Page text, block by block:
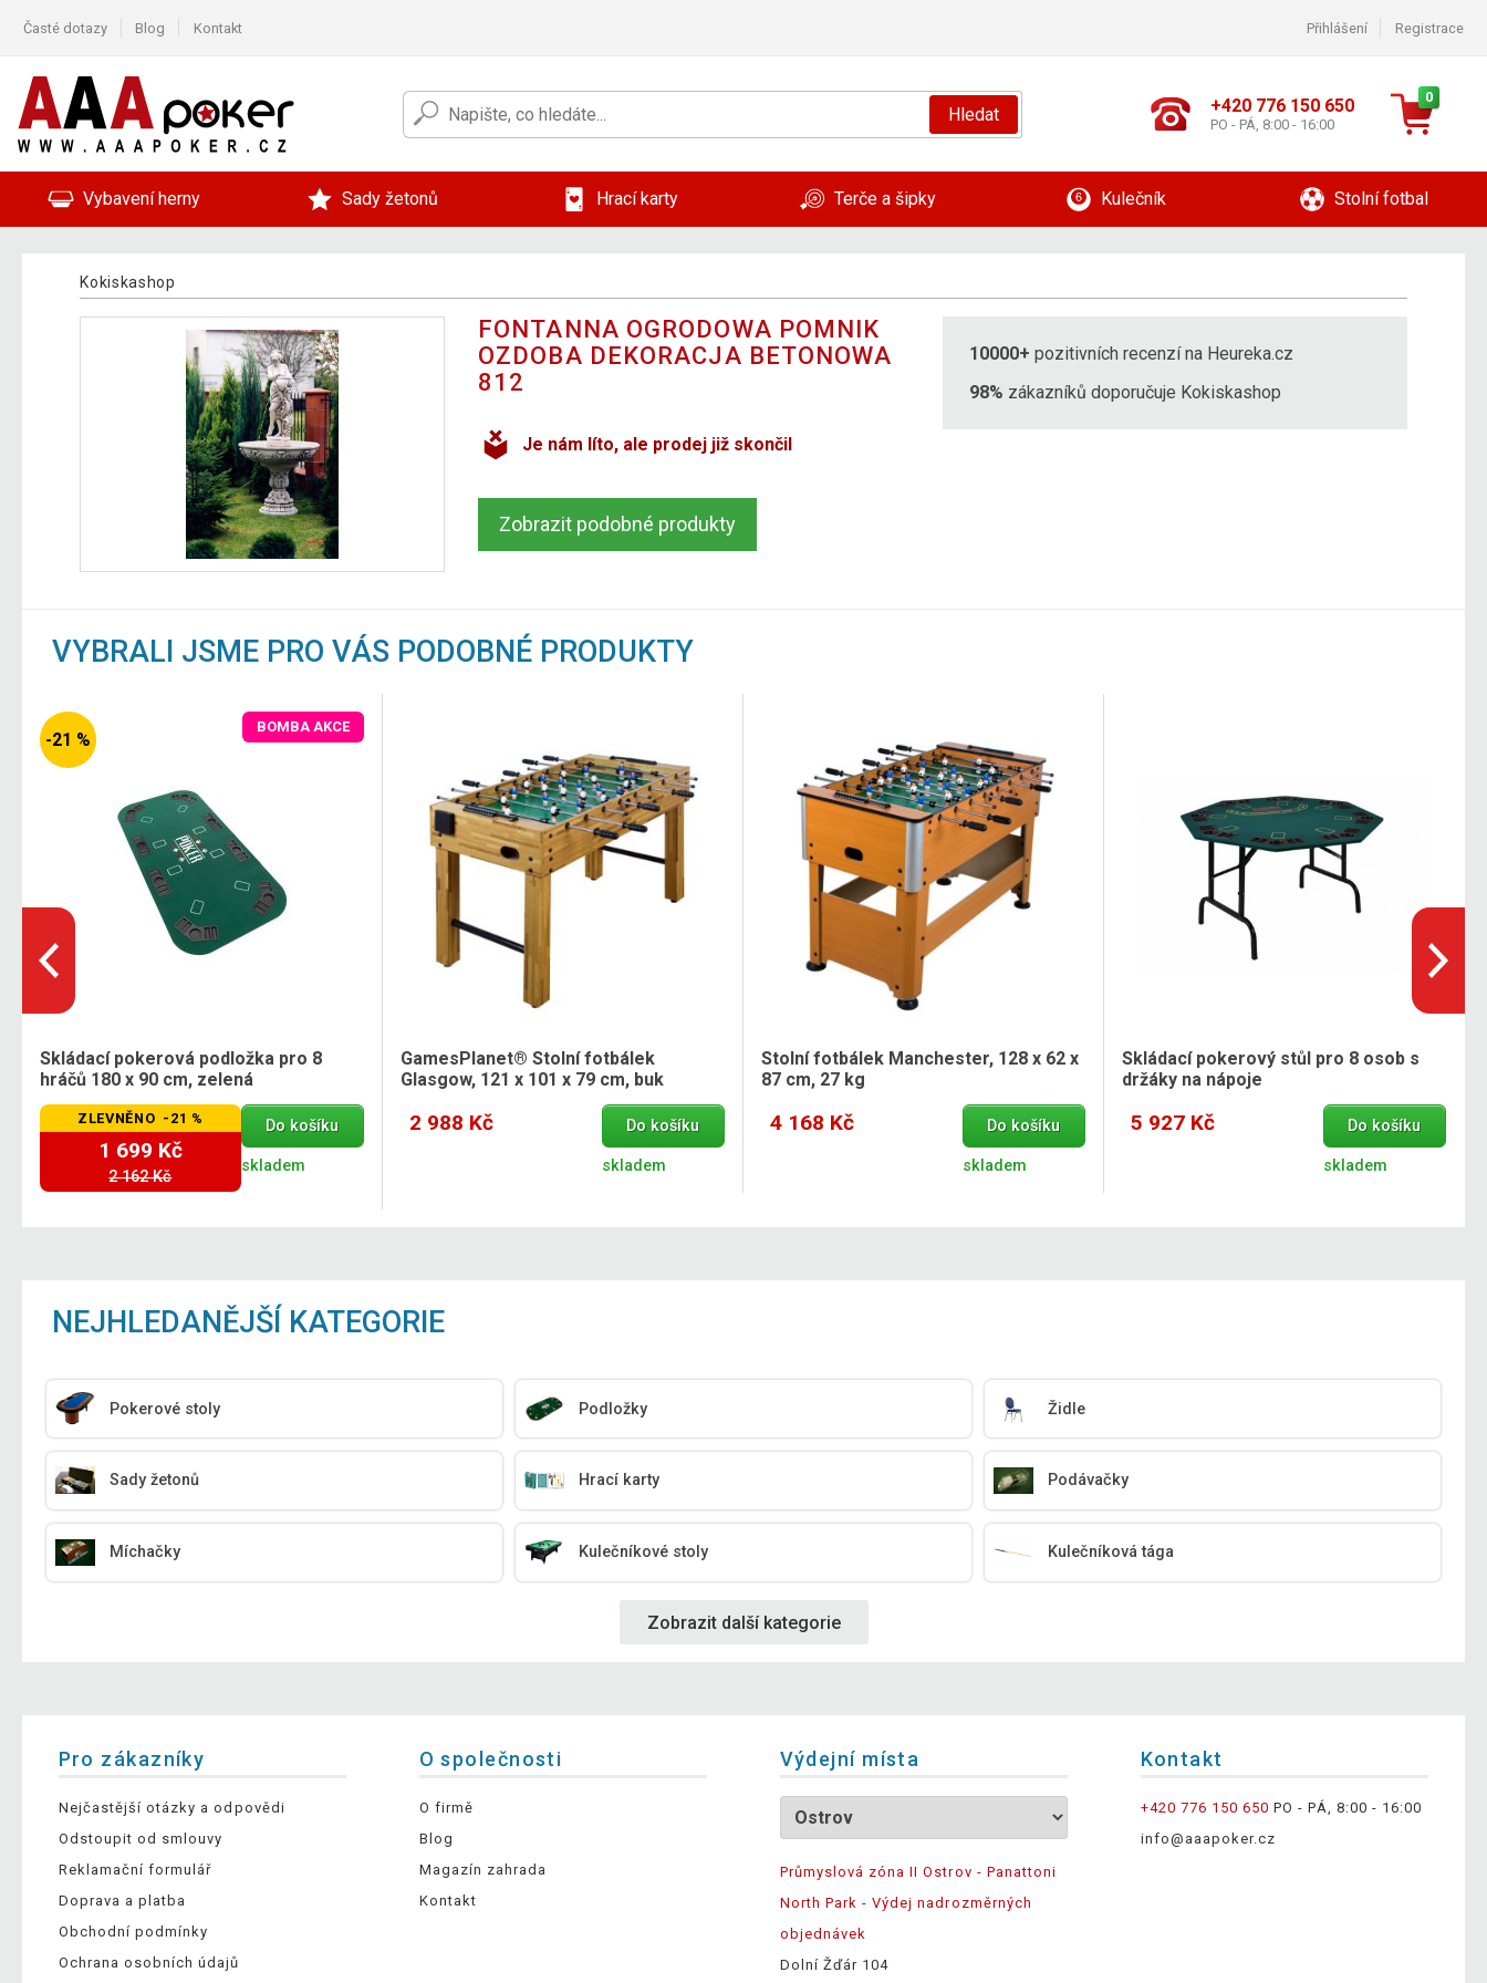
Časté dotazy Blog Kontakt Přihlášení Registrace
Hledat +420 776 150 650
PO - PÁ, 8:00 - 16:00
0
Vybavení herny Sady žetonů Hrací karty Terče a šipky Kulečník Stolní fotbal
Kokiskashop
FONTANNA OGRODOWA POMNIK
OZDOBA DEKORACJA BETONOWA
812
Je nám líto, ale prodej již skončil
Zobrazit podobné produkty
10000+ pozitivních recenzí na Heureka.cz
98% zákazníků doporučuje Kokiskashop
VYBRALI JSME PRO VÁS PODOBNÉ PRODUKTY
-21 %
BOMBA AKCE
Skládací pokerová podložka pro 8
hráčů 180 x 90 cm, zelená
ZLEVNĚNO -21 %
1 699 Kč
2 162 Kč
Do košíku
skladem
GamesPlanet® Stolní fotbálek
Glasgow, 121 x 101 x 79 cm, buk
2 988 Kč Do košíku
skladem
Stolní fotbálek Manchester, 128 x 62 x
87 cm, 27 kg
4 168 Kč Do košíku
skladem
Skládací pokerový stůl pro 8 osob s
držáky na nápoje
5 927 Kč Do košíku
skladem
NEJHLEDANĚJŠÍ KATEGORIE
Pokerové stoly Podložky Židle
Sady žetonů Hrací karty Podávačky
Míchačky Kulečníkové stoly Kulečníková tága
Zobrazit další kategorie
Pro zákazníky
Nejčastější otázky a odpovědi
Odstoupit od smlouvy
Reklamační formulář
Doprava a platba
Obchodní podmínky
Ochrana osobních údajů
O společnosti
O firmě
Blog
Magazín zahrada
Kontakt
Výdejní místa
Průmyslová zóna II Ostrov - Panattoni
North Park - Výdej nadrozměrných
objednávek
Dolní Žďár 104
Kontakt
+420 776 150 650 PO - PÁ, 8:00 - 16:00
info@aaapoker.cz